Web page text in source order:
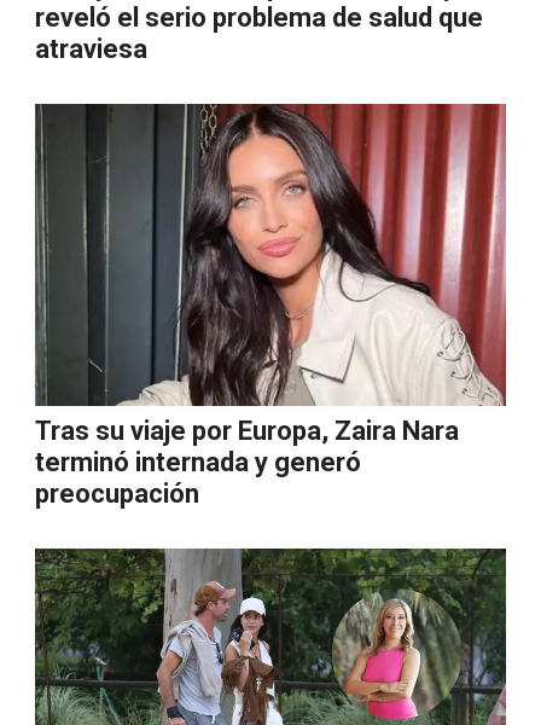
reveló el serio problema de salud que
atraviesa
Tras su viaje por Europa, Zaira Nara
terminó internada y generó
preocupación